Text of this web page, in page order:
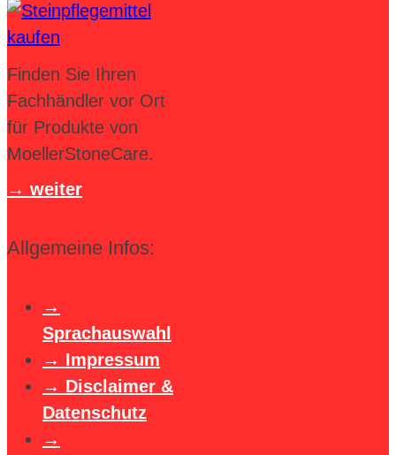
Finden Sie Ihren
Fachhändler vor Ort
für Produkte von
MoellerStoneCare.
weiter
Allgemeine Infos:
Sprachauswahl
Impressum
Disclaimer &
Datenschutz